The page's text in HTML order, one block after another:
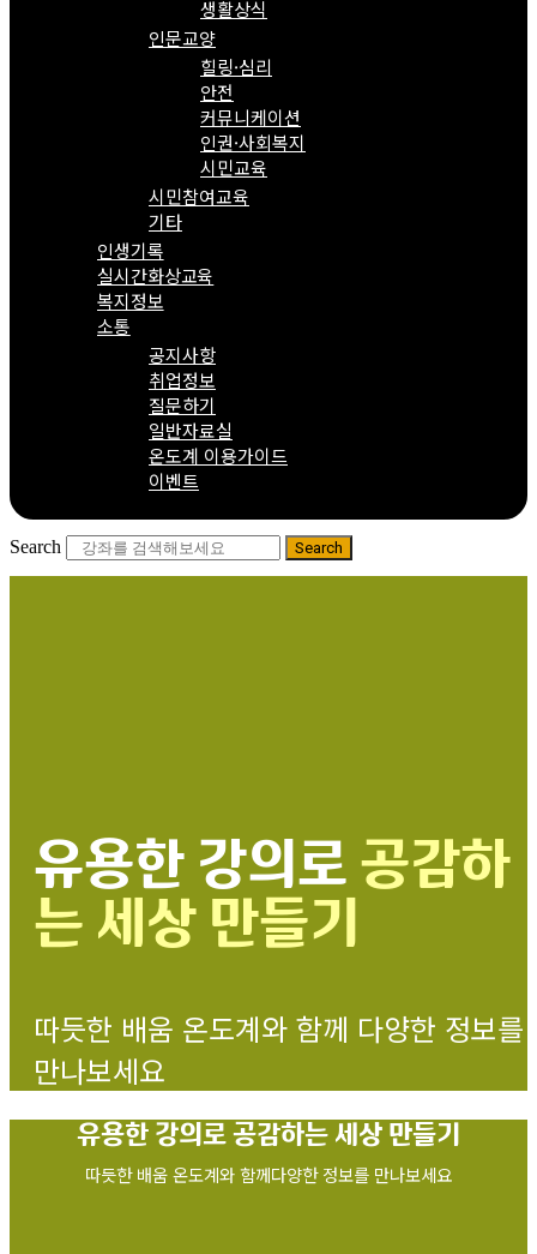
생활상식
인문교양
힐링·심리
안전
커뮤니케이션
인권·사회복지
시민교육
시민참여교육
기타
인생기록
실시간화상교육
복지정보
소통
공지사항
취업정보
질문하기
일반자료실
온도계 이용가이드
이벤트
Search Search
유용한 강의로 공감하
는 세상 만들기
따듯한 배움 온도계와 함께 다양한 정보를
만나보세요
유용한 강의로 공감하는 세상 만들기
따듯한 배움 온도계와 함께다양한 정보를 만나보세요